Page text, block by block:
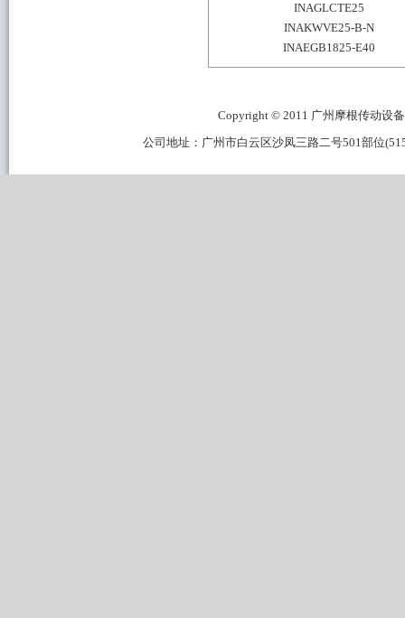
INAGLCTE25
INAKWVE25-B-N
INAEGB1825-E40
Copyright © 2011 广州摩根传动设
公司地址：广州市白云区沙凤三路二号501部位